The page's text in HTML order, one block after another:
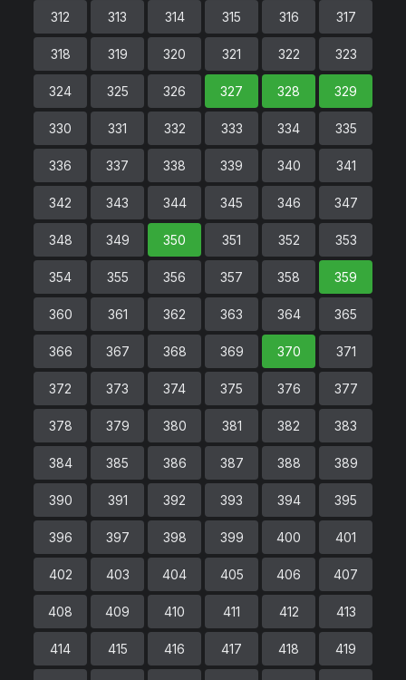
312 313 314 315 316 317
318 319 320 321 322 323
324 325 326 327 328 329
330 331 332 333 334 335
336 337 338 339 340 341
342 343 344 345 346 347
348 349 350 351 352 353
354 355 356 357 358 359
360 361 362 363 364 365
366 367 368 369 370 371
372 373 374 375 376 377
378 379 380 381 382 383
384 385 386 387 388 389
390 391 392 393 394 395
396 397 398 399 400 401
402 403 404 405 406 407
408 409 410 411 412 413
414 415 416 417 418 419